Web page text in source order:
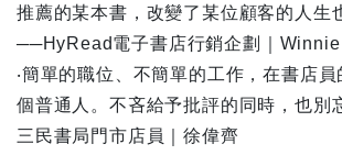
推薦的某本書，改變了某位顧客的人
──HyRead電子書店行銷企劃｜Winnie
‧簡單的職位、不簡單的工作，在書店
個普通人。不吝給予批評的同時，也別
三民書局門市店員｜徐偉齊